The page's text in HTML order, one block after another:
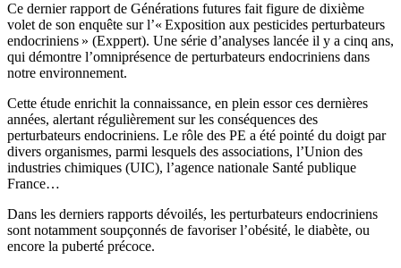
Ce dernier rapport de Générations futures fait figure de dixième
volet de son enquête sur l’« Exposition aux pesticides perturbateurs
endocriniens » (Exppert). Une série d’analyses lancée il y a cinq ans,
qui démontre l’omniprésence de perturbateurs endocriniens dans
notre environnement.
Cette étude enrichit la connaissance, en plein essor ces dernières
années, alertant régulièrement sur les conséquences des
perturbateurs endocriniens. Le rôle des PE a été pointé du doigt par
divers organismes, parmi lesquels des associations, l’Union des
industries chimiques (UIC), l’agence nationale Santé publique
France…
Dans les derniers rapports dévoilés, les perturbateurs endocriniens
sont notamment soupçonnés de favoriser l’obésité, le diabète, ou
encore la puberté précoce.